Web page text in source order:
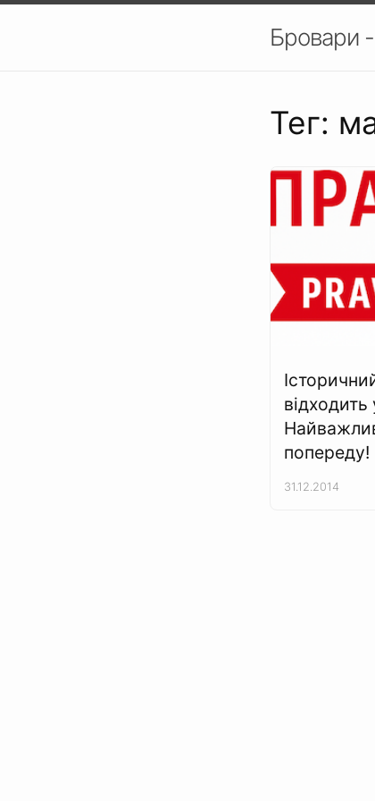
Бровари
Тег:
відходить
попереду!
31.12.2014